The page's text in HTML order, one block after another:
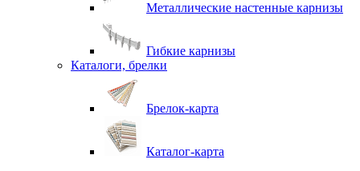
Металлические настенные карнизы
Гибкие карнизы
Каталоги, брелки
Брелок-карта
Каталог-карта